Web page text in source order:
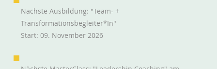
Wir streiten uns nicht.
Nächste Ausbildung: "Team- +
Transformationsbegleiter*in"
Start: 09. November 2026